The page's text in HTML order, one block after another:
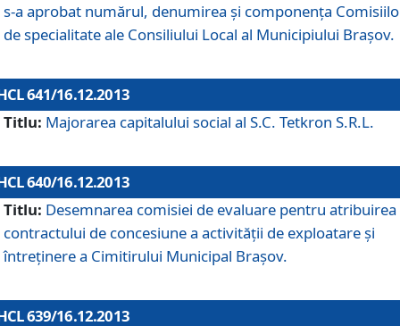
s-a aprobat numărul, denumirea şi componenţa
de specialitate ale Consiliului Local al Municipiului Braşov.
641/16.12.2013
Titlu: Majorarea capitalului social al S.C. Tetkron S.R.L.
640/16.12.2013
Titlu: Desemnarea comisiei de evaluare pentru atribuirea
contractului de concesiune a activităţii de exploatare şi
întreţinere a Cimitirului Municipal Braşov.
639/16.12.2013